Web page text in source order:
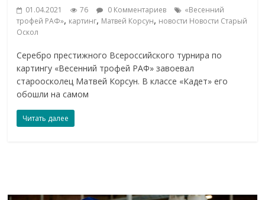
01.04.2021 76 0 Комментариев
«Весенний
трофей РАФ», картинг, Матвей Корсун, новости Новости Старый
Оскол
Серебро престижного Всероссийского турнира по
картингу «Весенний трофей РАФ» завоевал
староосколец Матвей Корсун. В классе «Кадет» его
обошли на самом
Читать далее